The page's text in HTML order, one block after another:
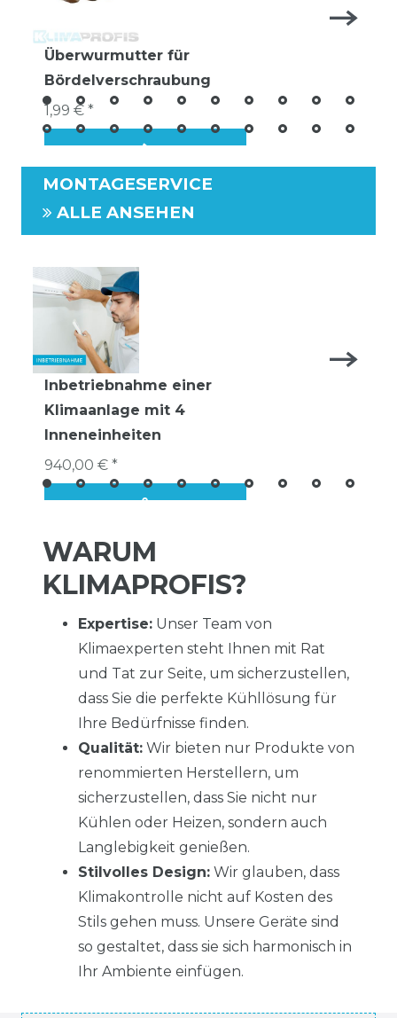
Überwurmutter für
Bördelverschraubung
1,99 € *
MONTAGESERVICE
ALLE ANSEHEN
Inbetriebnahme einer
Klimaanlage mit 4
Inneneinheiten
940,00 € *
WARUM
KLIMAPROFIS?
Expertise: Unser Team von
Klimaexperten steht Ihnen mit Rat
und Tat zur Seite, um sicherzustellen,
dass Sie die perfekte Kühllösung für
Ihre Bedürfnisse finden.
Qualität: Wir bieten nur Produkte von
renommierten Herstellern, um
sicherzustellen, dass Sie nicht nur
Kühlen oder Heizen, sondern auch
Langlebigkeit genießen.
Stilvolles Design: Wir glauben, dass
Klimakontrolle nicht auf Kosten des
Stils gehen muss. Unsere Geräte sind
so gestaltet, dass sie sich harmonisch in
Ihr Ambiente einfügen.